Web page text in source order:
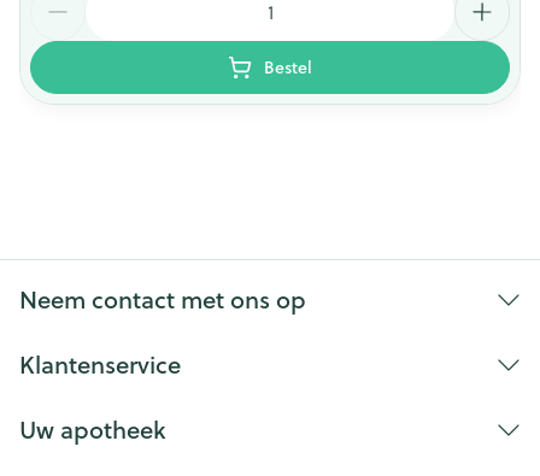
Bestel
Neem contact met ons op
Klantenservice
Uw apotheek